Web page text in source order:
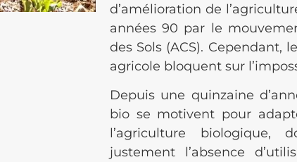
d’amélioration de
années 90 par le
des Sols (ACS). Cependant,
agricole bloquent sur
Depuis une quinzaine
bio se motivent pour
l’agriculture
justement l’absence